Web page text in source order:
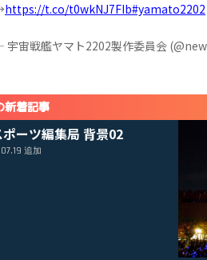
https://t.co/t0wkNJ7FIb#yamato2202
宇宙戦艦ヤマト2202製作委員会
新着記事
ーツ編集局 背景02
追加